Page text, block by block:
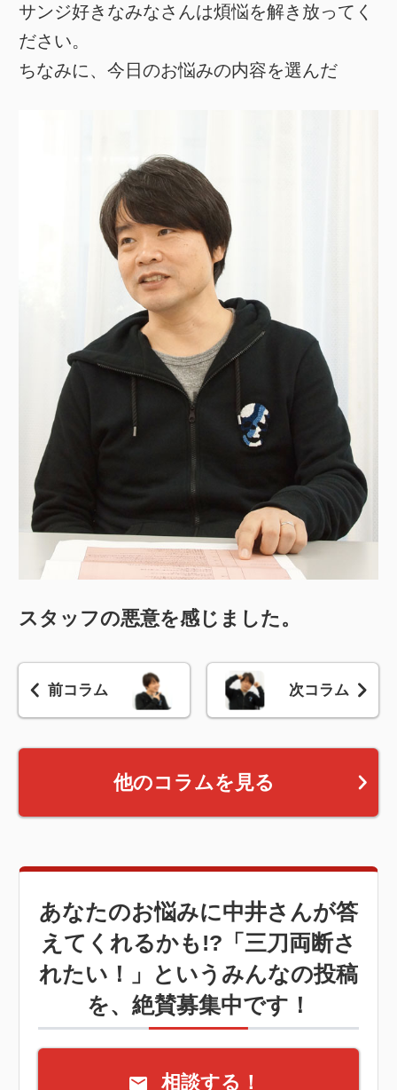
サンジ好きなみなさんは煩悩を解き放ってく
ださい。
ちなみに、今日のお悩みの内容を選んだ
スタッフの悪意を感じました。
前コラム 次コラム
他のコラムを見る
あなたのお悩みに中井さんが答
えてくれるかも!?「三刀両断さ
れたい！」というみんなの投稿
を、絶賛募集中です！
相談する！